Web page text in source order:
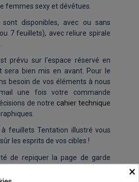
femmes sexy et dévêtues.
sont disponibles, avec ou sans
7 feuillets), avec reliure spirale
prévu sur l'espace réservé en
bien mis en avant. Pour le
besoin de vos éléments à nous
une fois votre commande
de notre cahier technique
feuillets Tentation illustré vous
les esprits de vos cibles !
de repiquer la page de garde
×